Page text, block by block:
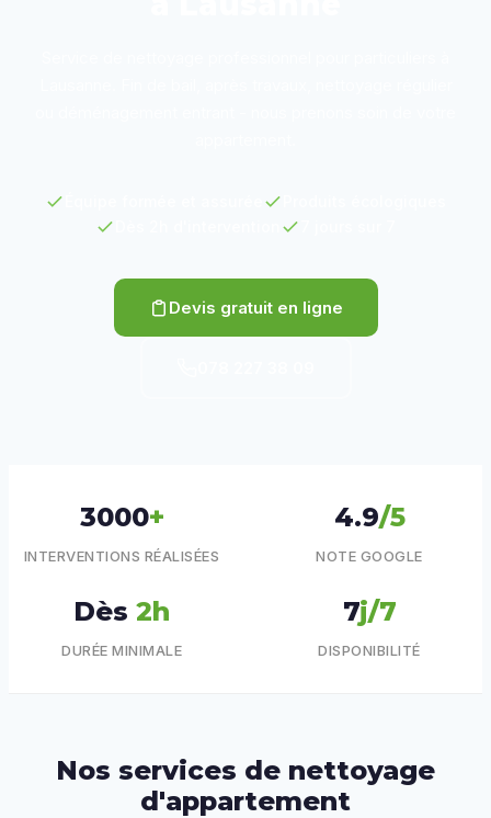
Devis gratuit en ligne
3000+
INTERVENTIONS RÉALISÉES
4.9/5
NOTE GOOGLE
Dès 2h
DURÉE MINIMALE
7j/7
DISPONIBILITÉ
Nos services de nettoyage
d'appartement